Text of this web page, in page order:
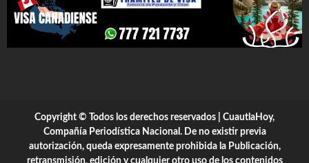
Copyright © Todos los derechos reservados | CuautlaHoy,
Compañía Periodística Nacional. De no existir previa
autorización, queda expresamente prohibida la Publicación,